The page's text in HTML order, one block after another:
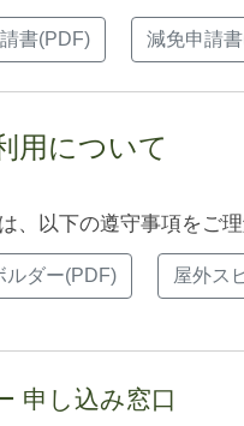
書(PDF) 減免申請
用について
、以下の遵守事項をご
ルダー(PDF) 屋外ス
申し込み窓口